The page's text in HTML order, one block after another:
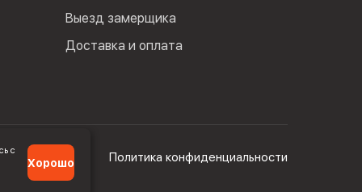
Выезд замерщика
Доставка и оплата
Политика конфиденциальности
с
Хорошо